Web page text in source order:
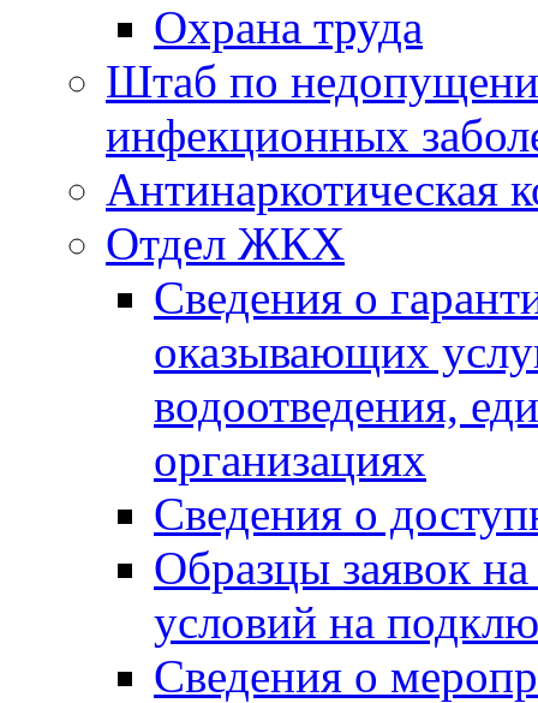
Охрана труда
Штаб по
инфекционных
Антинаркотическая
Отдел ЖКХ
Сведения о
оказывающих
водоотведения,
организациях
Сведения о
Образцы заявок
условий на
Сведения о